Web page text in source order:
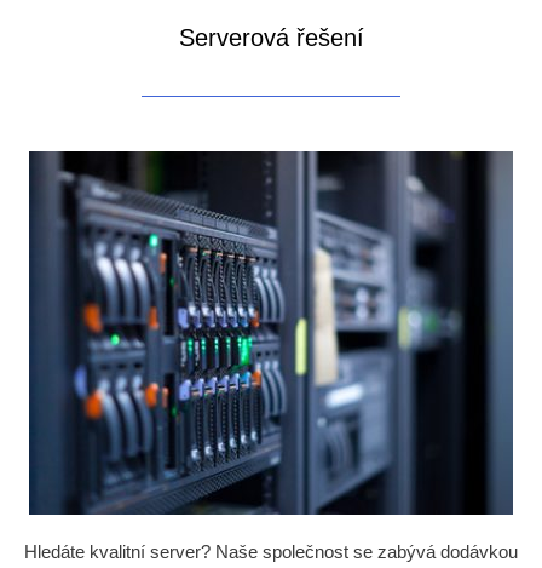
Serverová řešení
Hledáte kvalitní server? Naše společnost se zabývá dodávkou